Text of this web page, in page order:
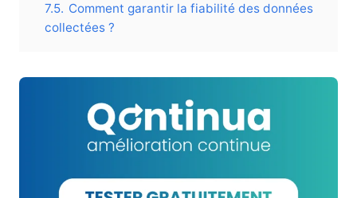
7.5. Comment garantir la fiabilité des données
collectées ?